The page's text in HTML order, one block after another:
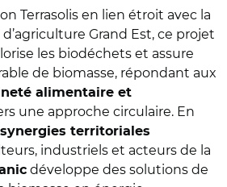
Terrasolis en lien étroit avec la
Grand Est, ce projet
les biodéchets et assure
de biomasse, répondant aux
alimentaire et
une approche circulaire. En
synergies territoriales
industriels et acteurs de la
développe des solutions de